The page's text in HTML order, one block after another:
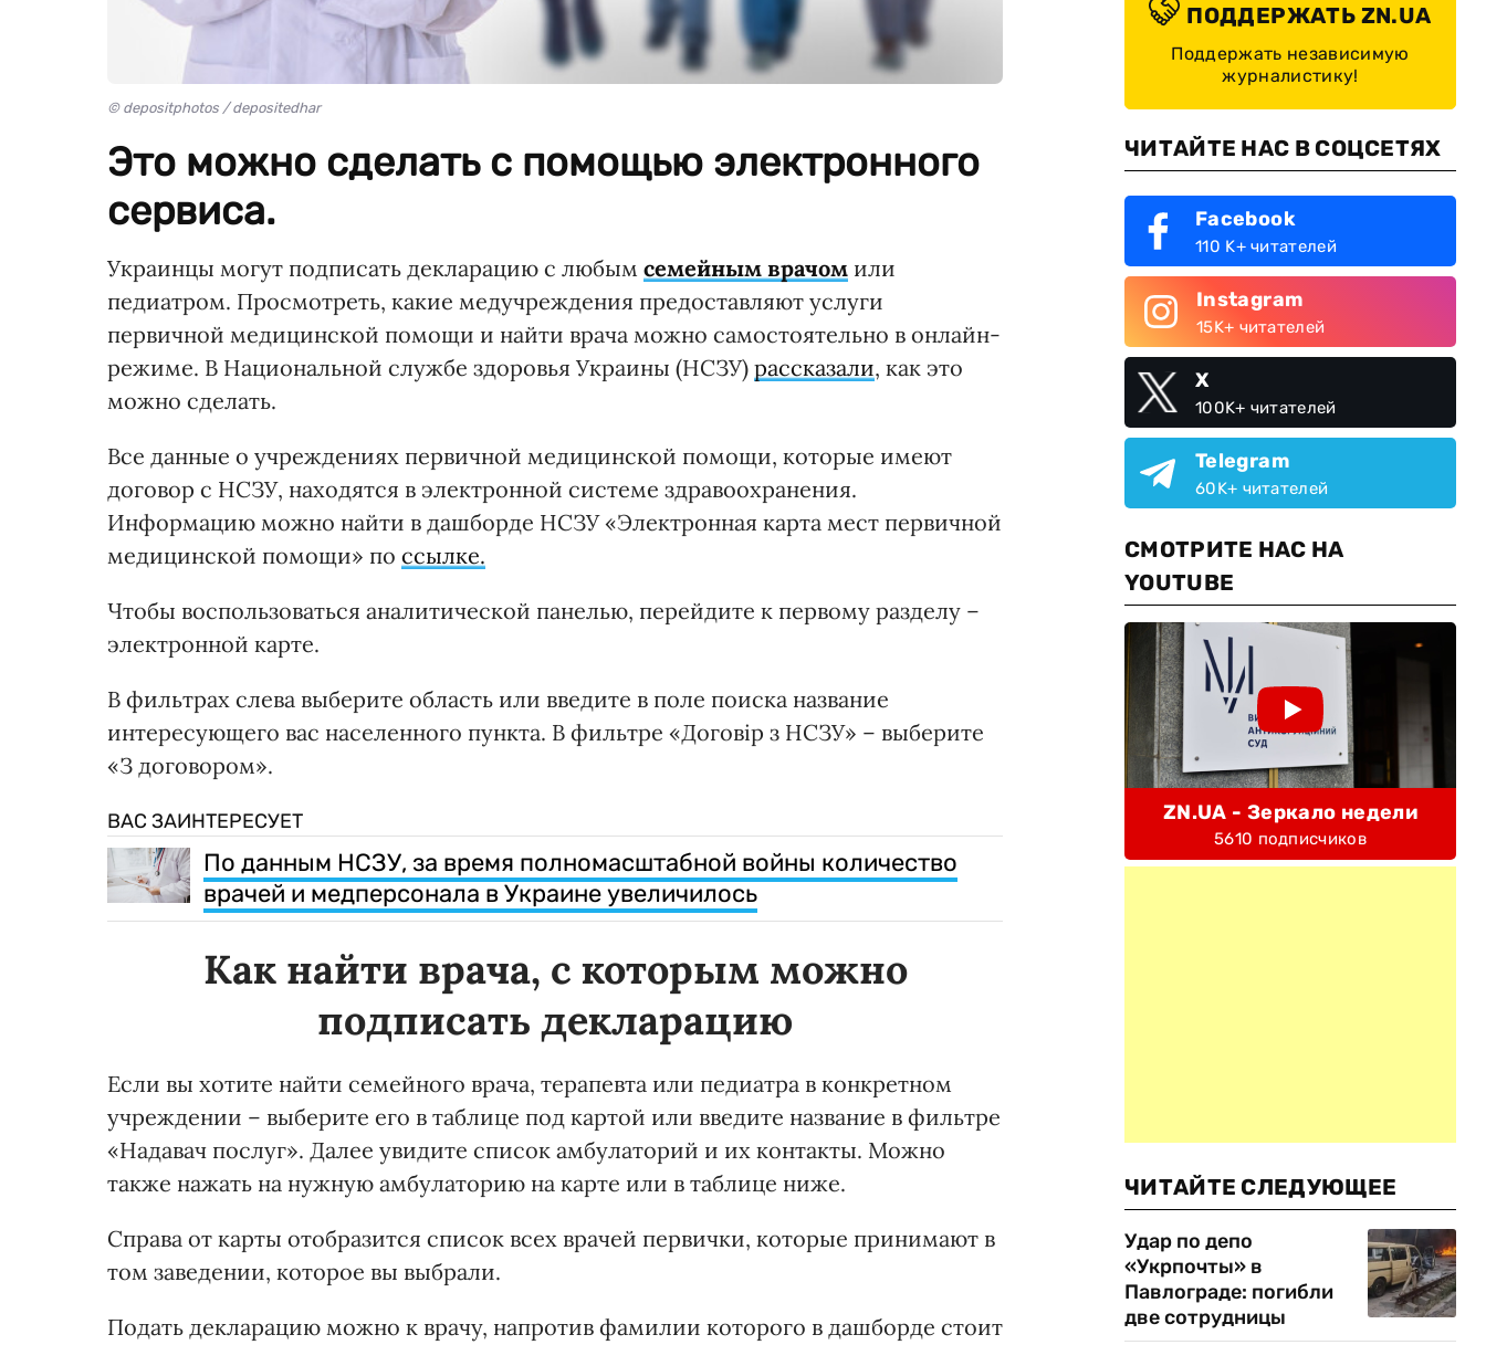
© depositphotos / depositedhar
Это можно сделать с помощью электронного
сервиса.
Украинцы могут подписать декларацию с любым семейным врачом или
педиатром. Просмотреть, какие медучреждения предоставляют услуги
первичной медицинской помощи и найти врача можно самостоятельно в онлайн-
режиме. В Национальной службе здоровья Украины (НСЗУ) рассказали, как это
можно сделать.
Все данные о учреждениях первичной медицинской помощи, которые имеют
договор с НСЗУ, находятся в электронной системе здравоохранения.
Информацию можно найти в дашборде НСЗУ «Электронная карта мест первичной
медицинской помощи» по ссылке.
Чтобы воспользоваться аналитической панелью, перейдите к первому разделу –
электронной карте.
В фильтрах слева выберите область или введите в поле поиска название
интересующего вас населенного пункта. В фильтре «Договір з НСЗУ» – выберите
«З договором».
ВАС ЗАИНТЕРЕСУЕТ
По данным НСЗУ, за время полномасштабной войны количество
врачей и медперсонала в Украине увеличилось
Как найти врача, с которым можно
подписать декларацию
Если вы хотите найти семейного врача, терапевта или педиатра в конкретном
учреждении – выберите его в таблице под картой или введите название в фильтре
«Надавач послуг». Далее увидите список амбулаторий и их контакты. Можно
также нажать на нужную амбулаторию на карте или в таблице ниже.
Справа от карты отобразится список всех врачей первички, которые принимают в
том заведении, которое вы выбрали.
Подать декларацию можно к врачу, напротив фамилии которого в дашборде стоит
ПОДДЕРЖАТЬ ZN.UA
Поддержать независимую
журналистику!
ЧИТАЙТЕ НАС В СОЦСЕТЯХ
Facebook
110 K+ читателей
Instagram
15K+ читателей
X
100K+ читателей
Telegram
60K+ читателей
СМОТРИТЕ НАС НА
YOUTUBE
ZN.UA - Зеркало недели
5610 подписчиков
ЧИТАЙТЕ СЛЕДУЮЩЕЕ
Удар по депо
«Укрпочты» в
Павлограде: погибли
две сотрудницы